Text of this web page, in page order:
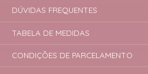
DÚVIDAS FREQUENTES
TABELA DE MEDIDAS
CONDIÇÕES DE PARCELAMENTO